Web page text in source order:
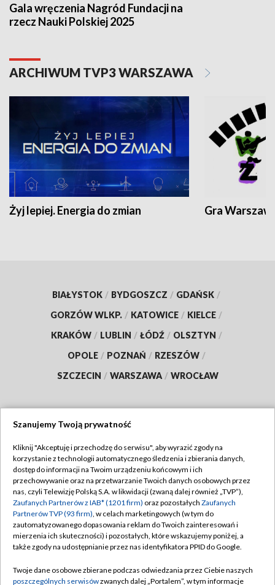
Gala wręczenia Nagród Fundacji na
rzecz Nauki Polskiej 2025
ARCHIWUM TVP3 WARSZAWA
Żyj lepiej. Energia do zmian Gra
BIAŁYSTOK / BYDGOSZCZ / GDAŃSK /
GORZÓW WLKP. / KATOWICE / KIELCE /
KRAKÓW / LUBLIN / ŁÓDŹ / OLSZTYN /
OPOLE / POZNAŃ / RZESZÓW /
SZCZECIN / WARSZAWA / WROCŁAW
TVP
Abonament TVP
Emisja w TVP
Centrum informacji TVP
Naziemna Telewizja Cyfrowa
Rada Programowa
Regulamin TVP
Polityka prywatności
Moje zgody
Pomoc
Kontakt
Szanujemy Twoją prywatność
Kliknij "Akceptuję i przechodzę do serwisu", aby wyrazić zgody na
korzystanie z technologii automatycznego śledzenia i zbierania danych,
dostęp do informacji na Twoim urządzeniu końcowym i ich
przechowywanie oraz na przetwarzanie Twoich danych osobowych przez
nas, czyli Telewizję Polską S.A. w likwidacji (zwaną dalej również „TVP”),
Zaufanych Partnerów z IAB* (1201 firm) oraz pozostałych Zaufanych
Partnerów TVP (93 firm), w celach marketingowych (w tym do
zautomatyzowanego dopasowania reklam do Twoich zainteresowań i
mierzenia ich skuteczności) i pozostałych, które wskazujemy poniżej, a
także zgody na udostępnianie przez nas identyfikatora PPID do Google.
Twoje dane osobowe zbierane podczas odwiedzania przez Ciebie naszych
poszczególnych serwisówzwanych dalej „Portalem”, w tym informacje